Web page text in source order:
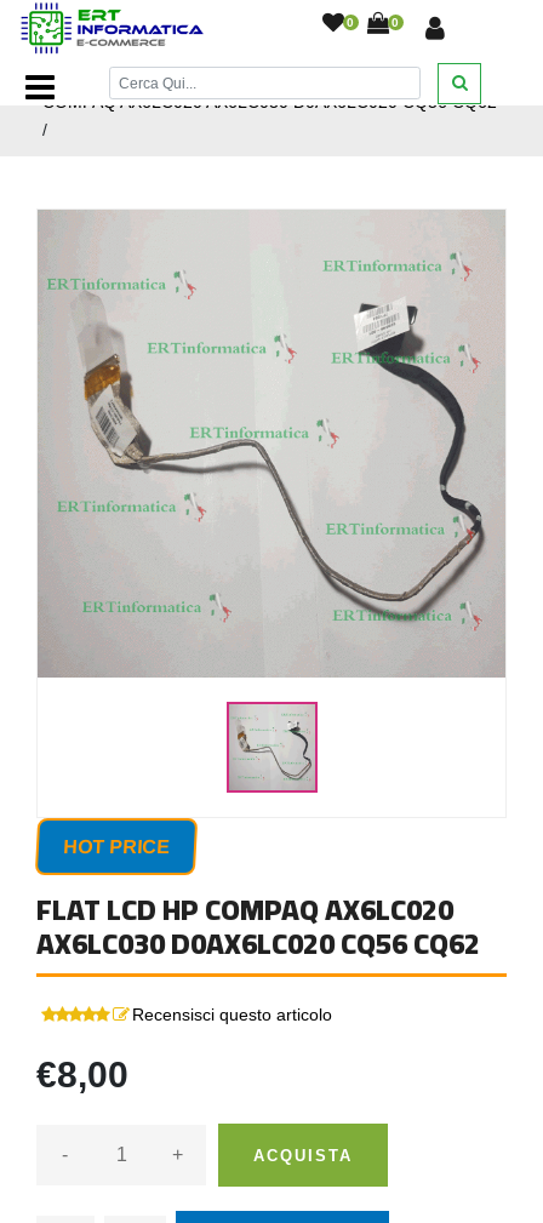
0 0
Home Page/Ricambi Notebook/Flat/FLAT LCD HP
COMPAQ AX6LC020 AX6LC030 D0AX6LC020 CQ56 CQ62
/
HOT PRICE
FLAT LCD HP COMPAQ AX6LC020
AX6LC030 D0AX6LC020 CQ56 CQ62
Recensisci questo articolo
€8,00
- + ACQUISTA